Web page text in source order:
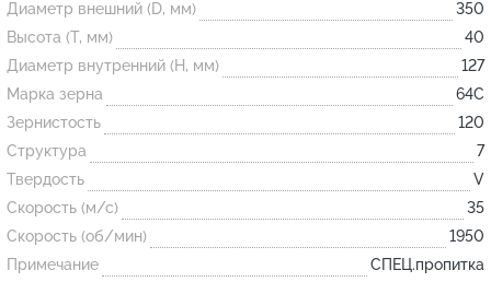
Огнеупорные
изделия
Скачать каталог
Тигель
Муфель
Черпак
Шербер
Диаметр внешний (D, мм)
350
Высота (T, мм)
40
Диаметр внутренний (H, мм)
127
Марка зерна
64С
Зернистость
120
Структура
7
Твердость
V
Скорость (м/с)
35
Скорость (об/мин)
1950
Примечание
СПЕЦ.пропитка